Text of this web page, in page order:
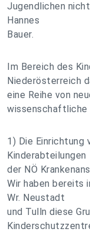
Jugendlichen
Hannes
Bauer.
Im Bereich des
Niederösterreich
eine Reihe von
wissenschaftliche
1) Die Einrichtung
Kinderabteilungen
der NÖ
Wir haben bereits
Wr. Neustadt
und Tulln diese